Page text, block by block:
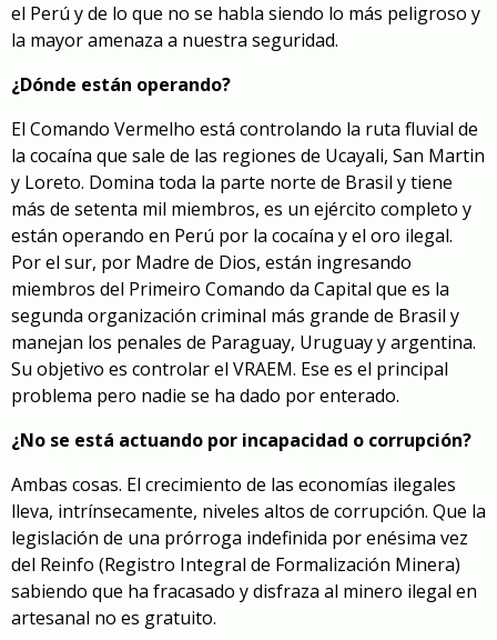
el Perú y de lo que no se habla siendo lo más peligroso y
la mayor amenaza a nuestra seguridad.
¿Dónde están operando?
El Comando Vermelho está controlando la ruta fluvial de
la cocaína que sale de las regiones de Ucayali, San Martin
y Loreto. Domina toda la parte norte de Brasil y tiene
más de setenta mil miembros, es un ejército completo y
están operando en Perú por la cocaína y el oro ilegal.
Por el sur, por Madre de Dios, están ingresando
miembros del Primeiro Comando da Capital que es la
segunda organización criminal más grande de Brasil y
manejan los penales de Paraguay, Uruguay y argentina.
Su objetivo es controlar el VRAEM. Ese es el principal
problema pero nadie se ha dado por enterado.
¿No se está actuando por incapacidad o corrupción?
Ambas cosas. El crecimiento de las economías ilegales
lleva, intrínsecamente, niveles altos de corrupción. Que la
legislación de una prórroga indefinida por enésima vez
del Reinfo (Registro Integral de Formalización Minera)
sabiendo que ha fracasado y disfraza al minero ilegal en
artesanal no es gratuito.